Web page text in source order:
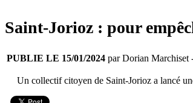
Saint-Jorioz : pour
PUBLIE LE 15/01/2024 par Dorian Marchiset
Un collectif citoyen de Saint-Jorioz a lancé